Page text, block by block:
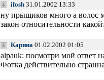
ifosh 31.01.2002 13:33
ну прыщиков много а волос
закон относительности
Карина 01.02.2002 01:05
alpauk: посмотри мой ответ
Фотка действительно